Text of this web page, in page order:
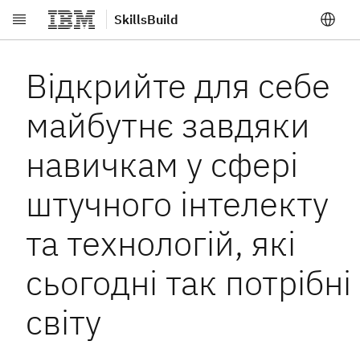
Перейти до основного вмісту
SkillsBuild
Відкрийте для себе
майбутнє завдяки
навичкам у сфері
штучного інтелекту
та технологій, які
сьогодні так потрібні
світу